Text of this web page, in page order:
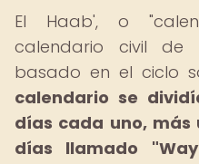
El Haab', o
calendario civil
basado en el ciclo
calendario se
días cada uno, más
días llamado